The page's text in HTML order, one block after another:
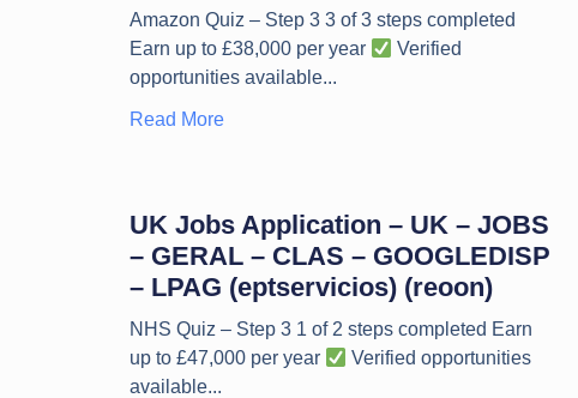
Amazon Quiz – Step 3 3 of 3 steps completed
Earn up to £38,000 per year
Verified
opportunities available
Read More
UK Jobs Application – UK – JOBS
– GERAL – CLAS – GOOGLEDISP
– LPAG (eptservicios) (reoon)
NHS Quiz – Step 3 1 of 2 steps completed Earn
up to £47,000 per year
Verified opportunities
available